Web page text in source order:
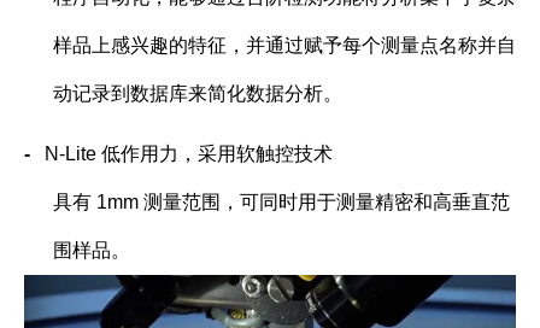
样品上感兴趣的特征，并通过赋予每个测量点名称并自
动记录到数据库来简化数据分析。
- N-Lite 低作用力，采用软触控技术
具有 1mm 测量范围，可同时用于测量精密和高垂直范
围样品。